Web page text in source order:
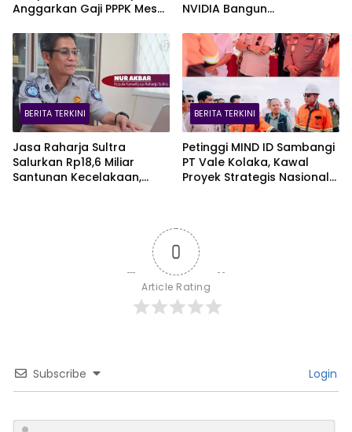
Anggarkan Gaji PPPK Meski
NVIDIA Bangun
Asia Tenggara Lewat
Zankore
BERITA TERKINI
Jasa Raharja Sultra
Salurkan Rp18,6 Miliar
Santunan Kecelakaan,
BERITA TERKINI
Petinggi MIND ID Sambangi
PT Vale Kolaka, Kawal
Proyek Strategis Nasional
0
Article Rating
Subscribe Login